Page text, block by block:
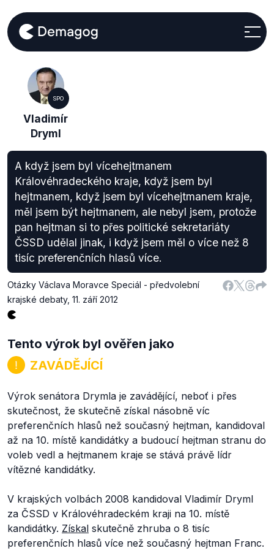
SPO
Vladimír
Dryml
A když jsem byl vícehejtmanem
Královéhradeckého kraje, když jsem byl
hejtmanem, když jsem byl vícehejtmanem kraje,
měl jsem být hejtmanem, ale nebyl jsem, protože
pan hejtman si to přes politické sekretariáty
ČSSD udělal jinak, i když jsem měl o více než 8
tisíc preferenčních hlasů více.
Otázky Václava Moravce Speciál - předvolební
krajské debaty, 11. září 2012
Tento výrok byl ověřen jako
ZAVÁDĚJÍCÍ
Výrok senátora Drymla je zavádějící, neboť i přes
skutečnost, že skutečně získal násobně víc
preferenčních hlasů než současný hejtman, kandidoval
až na 10. místě kandidátky a budoucí hejtman stranu do
voleb vedl a hejtmanem kraje se stává právě lídr
vítězné kandidátky.
V krajských volbách 2008 kandidoval Vladimír Dryml
za ČSSD v Královéhradeckém kraji na 10. místě
kandidátky. Získal skutečně zhruba o 8 tisíc
preferenčních hlasů více než současný hejtman Franc.